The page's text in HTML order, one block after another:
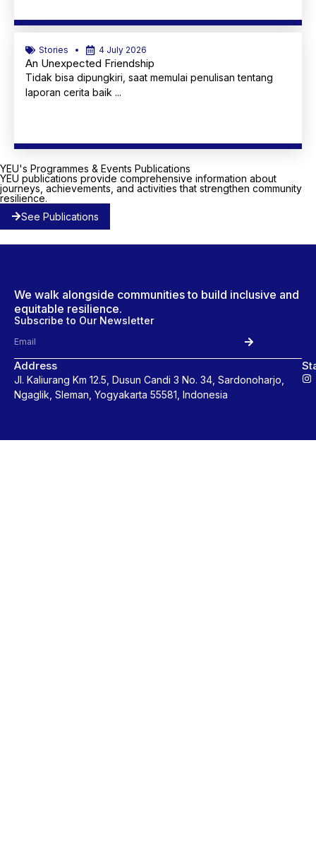
Stories 4 July 2026
An Unexpected Friendship
Tidak bisa dipungkiri, saat memulai penulisan tentang
laporan cerita baik ...
YEU's Programmes & Events Publications
YEU publications provide comprehensive information about
journeys, achievements, and activities that strengthen community
resilience.
See Publications
We walk alongside communities to build inclusive and
equitable resilience.
Subscribe to Our Newsletter
Address
Jl. Kaliurang Km 12.5, Dusun Candi 3 No. 34, Sardonoharjo,
Ngaglik, Sleman, Yogyakarta 55581, Indonesia